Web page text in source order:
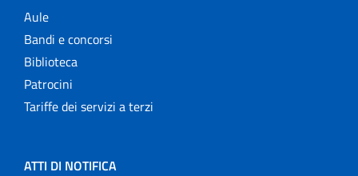
Aule
Bandi e concorsi
Biblioteca
Patrocini
Tariffe dei servizi a terzi
ATTI DI NOTIFICA